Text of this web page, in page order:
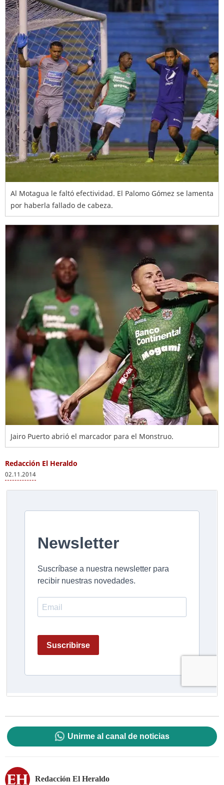
Al Motagua le faltó efectividad. El Palomo Gómez se lamenta
por haberla fallado de cabeza.
Jairo Puerto abrió el marcador para el Monstruo.
Redacción El Heraldo
02.11.2014
Unirme al canal de noticias
Redacción El Heraldo